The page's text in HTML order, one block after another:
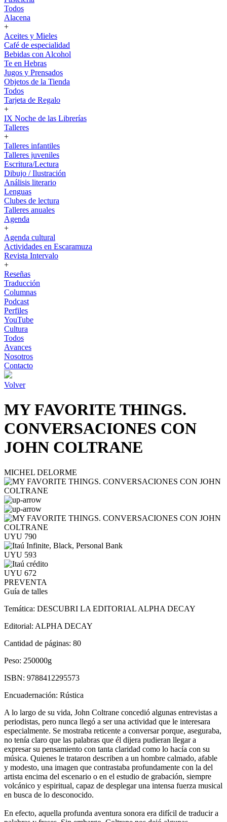
Todos
Alacena
+
Aceites y Mieles
Café de especialidad
Bebidas con Alcohol
Te en Hebras
Jugos y Prensados
Objetos de la Tienda
Todos
Tarjeta de Regalo
+
IX Noche de las Librerías
Talleres
+
Talleres infantiles
Talleres juveniles
Escritura/Lectura
Dibujo / Ilustración
Análisis literario
Lenguas
Clubes de lectura
Talleres anuales
Agenda
+
Agenda cultural
Actividades en Escaramuza
Revista Intervalo
+
Reseñas
Traducción
Columnas
Podcast
Perfiles
YouTube
Cultura
Todos
Avances
Nosotros
Contacto
Volver
MY FAVORITE THINGS.
CONVERSACIONES CON
JOHN COLTRANE
MICHEL DELORME
UYU 790
UYU 593
UYU 672
PREVENTA
Guía de talles
Temática: DESCUBRI LA EDITORIAL ALPHA DECAY
Editorial: ALPHA DECAY
Cantidad de páginas: 80
Peso: 250000g
ISBN: 9788412295573
Encuadernación: Rústica
A lo largo de su vida, John Coltrane concedió algunas entrevistas a
periodistas, pero nunca llegó a ser una actividad que le interesara
especialmente. Se mostraba reticente a conversar porque, aseguraba,
no tenía claro que las palabras que él dijera pudieran llegar a
expresar su pensamiento con tanta claridad como lo hacía con su
música. Quienes le trataron describen a un hombre calmado, afable
y modesto, una imagen que contrastaba profundamente con la del
artista encima del escenario o en el estudio de grabación, siempre
volcánico y espiritual, capaz de desplegar una intensa fuerza musical
en busca de lo desconocido.
En efecto, aquella profunda aventura sonora era difícil de traducir a